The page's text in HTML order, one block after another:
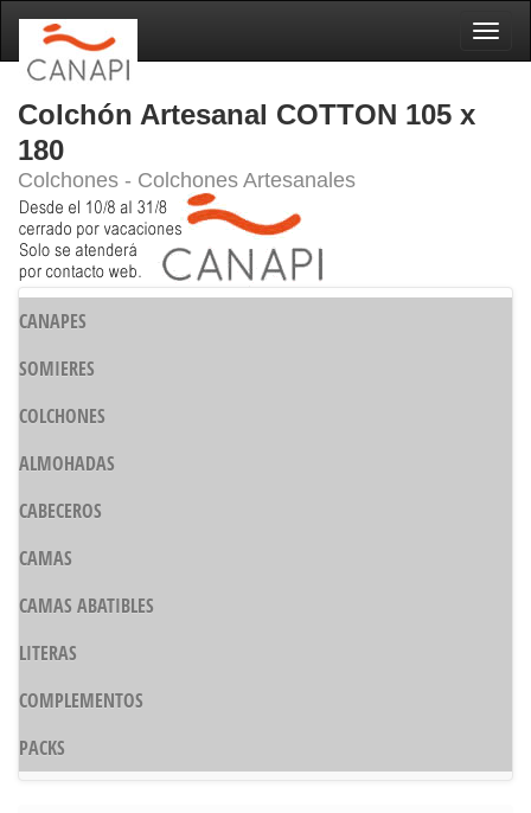
Colchón Artesanal COTTON 105 x
180
Colchones - Colchones Artesanales
CANAPES
SOMIERES
COLCHONES
ALMOHADAS
CABECEROS
CAMAS
CAMAS ABATIBLES
LITERAS
COMPLEMENTOS
PACKS